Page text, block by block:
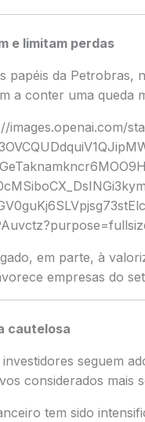
e limitam perdas
papéis da Petrobras,
a conter uma queda
em parte, à
empresas do
cautelosa
seguem
considerados mais
tem sido